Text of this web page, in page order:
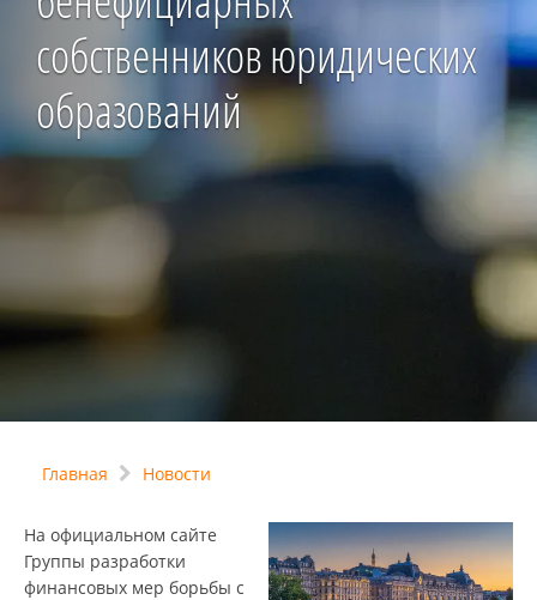
собственников юридических
образований
Главная Новости
На официальном сайте
Группы разработки
финансовых мер борьбы с